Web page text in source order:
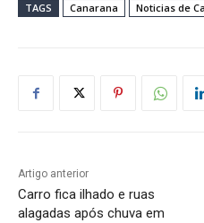
TAGS Canarana Noticias de
Artigo anterior
Carro fica ilhado e ruas
alagadas após chuva em